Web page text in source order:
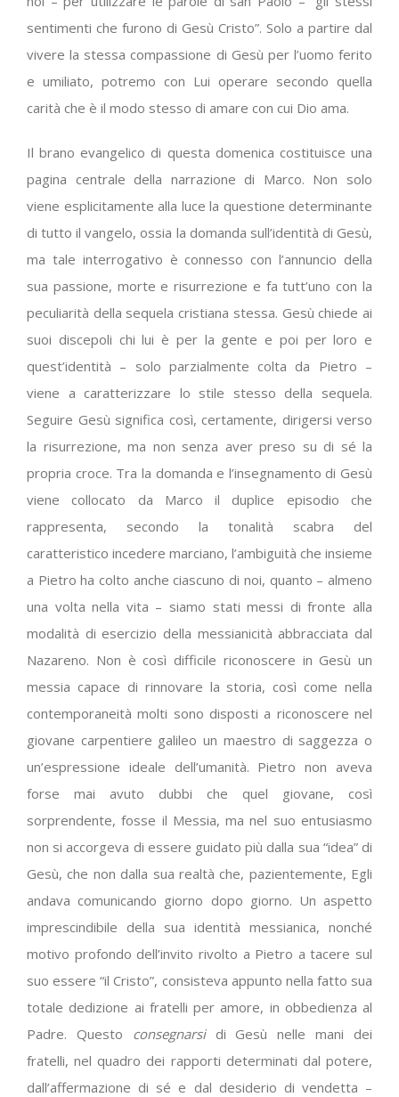
sentimenti che furono di Gesù Cristo”. Solo a partire dal
vivere la stessa compassione di Gesù per l’uomo ferito
e umiliato, potremo con Lui operare secondo quella
carità che è il modo stesso di amare con cui Dio ama.
Il brano evangelico di questa domenica costituisce una
pagina centrale della narrazione di Marco. Non solo
viene esplicitamente alla luce la questione determinante
di tutto il vangelo, ossia la domanda sull’identità di Gesù,
ma tale interrogativo è connesso con l’annuncio della
sua passione, morte e risurrezione e fa tutt’uno con la
peculiarità della sequela cristiana stessa. Gesù chiede ai
suoi discepoli chi lui è per la gente e poi per loro e
quest’identità – solo parzialmente colta da Pietro –
viene a caratterizzare lo stile stesso della sequela.
Seguire Gesù significa così, certamente, dirigersi verso
la risurrezione, ma non senza aver preso su di sé la
propria croce. Tra la domanda e l’insegnamento di Gesù
viene collocato da Marco il duplice episodio che
rappresenta, secondo la tonalità scabra del
caratteristico incedere marciano, l’ambiguità che insieme
a Pietro ha colto anche ciascuno di noi, quanto – almeno
una volta nella vita – siamo stati messi di fronte alla
modalità di esercizio della messianicità abbracciata dal
Nazareno. Non è così difficile riconoscere in Gesù un
messia capace di rinnovare la storia, così come nella
contemporaneità molti sono disposti a riconoscere nel
giovane carpentiere galileo un maestro di saggezza o
un’espressione ideale dell’umanità. Pietro non aveva
forse mai avuto dubbi che quel giovane, così
sorprendente, fosse il Messia, ma nel suo entusiasmo
non si accorgeva di essere guidato più dalla sua “idea” di
Gesù, che non dalla sua realtà che, pazientemente, Egli
andava comunicando giorno dopo giorno. Un aspetto
imprescindibile della sua identità messianica, nonché
motivo profondo dell’invito rivolto a Pietro a tacere sul
suo essere “il Cristo”, consisteva appunto nella fatto sua
totale dedizione ai fratelli per amore, in obbedienza al
Padre. Questo consegnarsi di Gesù nelle mani dei
fratelli, nel quadro dei rapporti determinati dal potere,
dall’affermazione di sé e dal desiderio di vendetta –